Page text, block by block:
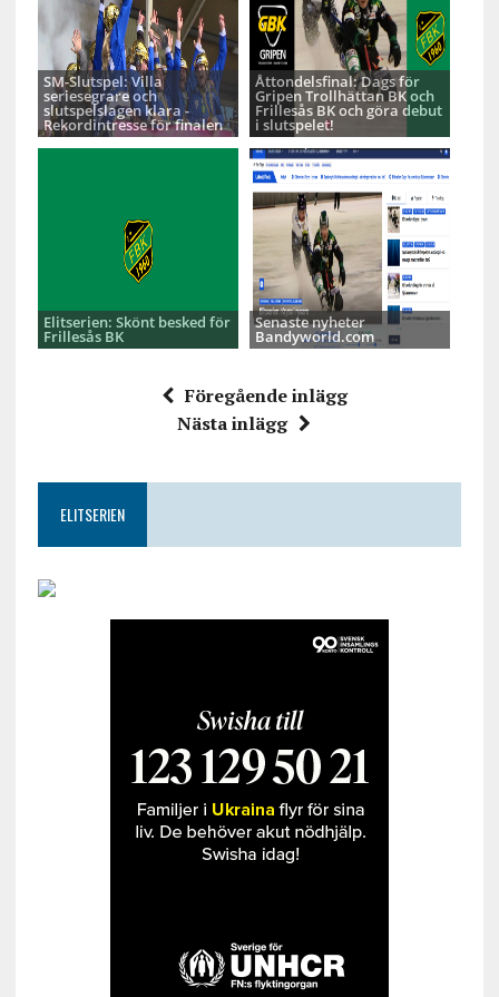
SM-Slutspel: Villa
seriesegrare och
slutspelslagen klara -
Rekordintresse för finalen
Åttondelsfinal: Dags för
Gripen Trollhättan BK och
Frillesås BK och göra debut
i slutspelet!
Elitserien: Skönt besked för
Frillesås BK
Senaste nyheter
Bandyworld.com
Föregående inlägg
Nästa inlägg
ELITSERIEN